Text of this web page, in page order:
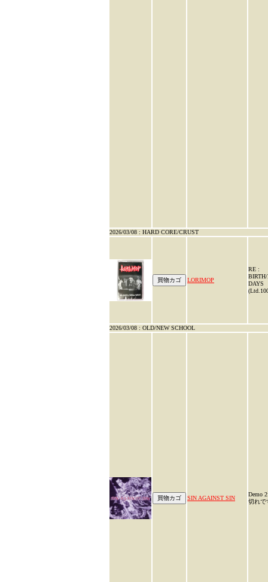
2026/03/08 : HARD CORE/CRUST
LORIMOP
RE :
2026/03/08 : OLD/NEW SCHOOL
SIN AGAINST SIN
Demo
切れ